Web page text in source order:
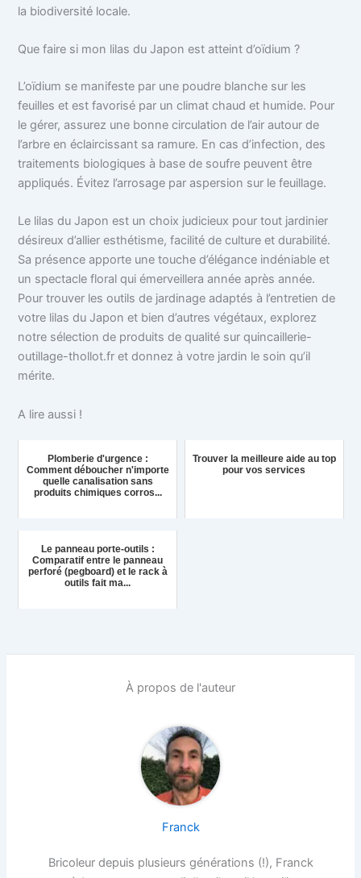
la biodiversité locale.
Que faire si mon lilas du Japon est atteint d’oïdium ?
L’oïdium se manifeste par une poudre blanche sur les
feuilles et est favorisé par un climat chaud et humide. Pour
le gérer, assurez une bonne circulation de l’air autour de
l’arbre en éclaircissant sa ramure. En cas d’infection, des
traitements biologiques à base de soufre peuvent être
appliqués. Évitez l’arrosage par aspersion sur le feuillage.
Le lilas du Japon est un choix judicieux pour tout jardinier
désireux d’allier esthétisme, facilité de culture et durabilité.
Sa présence apporte une touche d’élégance indéniable et
un spectacle floral qui émerveillera année après année.
Pour trouver les outils de jardinage adaptés à l’entretien de
votre lilas du Japon et bien d’autres végétaux, explorez
notre sélection de produits de qualité sur quincaillerie-
outillage-thollot.fr et donnez à votre jardin le soin qu’il
mérite.
A lire aussi !
Plomberie d'urgence :
Comment déboucher n'importe
quelle canalisation sans
produits chimiques corros...
Trouver la meilleure aide au top
pour vos services
Le panneau porte-outils :
Comparatif entre le panneau
perforé (pegboard) et le rack à
outils fait ma...
À propos de l'auteur
Franck
Bricoleur depuis plusieurs générations (!), Franck